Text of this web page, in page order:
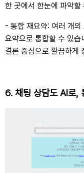
한 곳에서 한눈에 파악할
- 통합 재요약: 여러 개의
요약으로 통합할 수 있
결론 중심으로 깔끔하게
6. 채팅 상담도 AI로,